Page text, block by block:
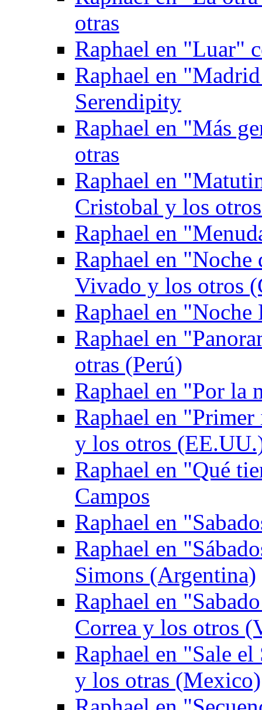
otras
Raphael en "Luar"
Raphael en
Serendipity
Raphael en "Más
otras
Raphael en
Cristobal y los
Raphael en
Raphael en
Vivado y los otros
Raphael en "Noche
Raphael en
otras (Perú)
Raphael en "Por la
Raphael en
y los otros
Raphael en "Qué
Campos
Raphael en
Raphael en
Simons (Argentina)
Raphael en
Correa y los otros
Raphael en "Sale
y los otras (Mexico)